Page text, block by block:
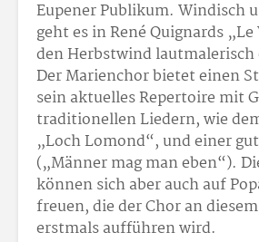
Eupener Publikum. Windisch
geht es in René Quignards
den Herbstwind
Der Marienchor bietet einen
sein aktuelles Repertoire mit
traditionellen Liedern, wie
„Loch Lomond“, und einer
(„Männer mag man eben“).
können sich aber auch auf
freuen, die der Chor an
erstmals aufführen wird.